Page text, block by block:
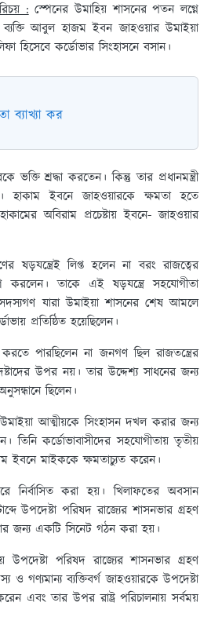
:স্পেনের উমাহিয় শাসনের পতন লগ্নে
ব্যক্তি আবুল হাজম ইবন জাহওয়ার উমাইয়া
হিসেবে কর্ডোভার সিংহাসনে বসান।
ব্যাখ্যা কর
শ্রদ্ধা করতেন। কিন্তু তার প্রধানমন্ত্রী
হাকাম ইবনে জাহওয়ারকে ক্ষমতা হতে
অবিরাম প্রচেষ্টায় ইবনে- জাহওয়ার
ষড়যন্ত্রেই লিপ্ত হলেন না বরং রাজত্বের
করলেন। তাকে এই ষড়যন্ত্রে সহযোগীতা
যারা উমাইয়া শাসনের শেষ আমলে
প্রতিষ্ঠিত হয়েছিলেন।
পারছিলেন না জনগণ ছিল রাজতন্ত্রের
উপর নয়। তার উদ্দেশ্য সাধনের জন্য
ছিলেন।
আত্মীয়কে সিংহাসন দখল করার জন্য
তিনি কর্ডোভাবাসীদের সহযোগীতায় তৃতীয়
ইবনে মাইককে ক্ষমতাচ্যুত করেন।
নির্বাসিত করা হয়। খিলাফতের অবসান
উপদেষ্টা পরিষদ রাজ্যের শাসনভার গ্রহণ
জন্য একটি সিনেট গঠন করা হয়।
উপদেষ্টা পরিষদ রাজ্যের শাসনভার গ্রহণ
ও গণ্যমান্য ব্যক্তিবর্গ জাহওয়ারকে উপদেষ্টা
এবং তার উপর রাষ্ট্র পরিচালনায় সর্বময়